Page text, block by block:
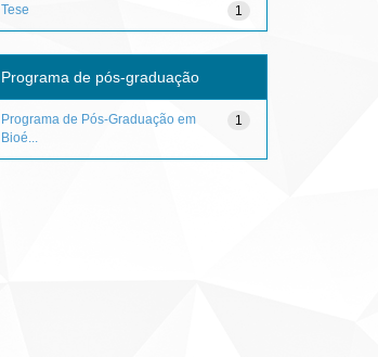
1
Tese
Programa de pós-graduação
1
Programa de Pós-Graduação em
Bioé...